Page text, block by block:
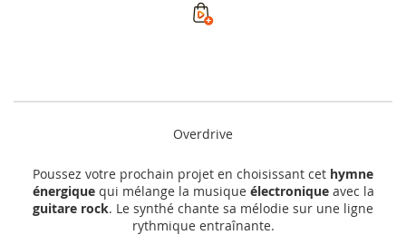
Overdrive
Poussez votre prochain projet en choisissant cet hymne
énergiquequi mélange la musique électroniqueavec la
guitare rock. Le synthé chante sa mélodie sur une ligne
rythmique entraînante.